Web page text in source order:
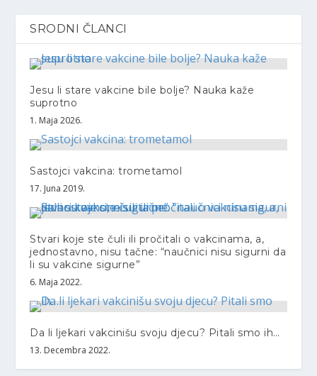
SRODNI ČLANCI
Jesu li stare vakcine bile bolje? Nauka kaže
suprotno
1. Maja 2026.
Sastojci vakcina: trometamol
17. Juna 2019.
Stvari koje ste čuli ili pročitali o vakcinama, a,
jednostavno, nisu tačne: “naučnici nisu sigurni da
li su vakcine sigurne”
6. Maja 2022.
Da li ljekari vakcinišu svoju djecu? Pitali smo ih…
13. Decembra 2022.